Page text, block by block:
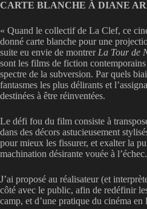
CARTE BLANCHE À DIANE
« Quand le collectif de La Clef, ce
donné carte blanche pour une
suite eu envie de montrer La Tour de
sont les films de fiction
spectre de la subversion. Par quels
fantasmes les plus délirants et
destinées à être réinventées.
Le défi fou du film consiste à
dans des décors astucieusement
pour mieux les fissurer, et exalter la
machination désirante vouée à l’échec.
J’ai proposé au réalisateur (et
côté avec le public, afin de redéfinir
camp, et d’une pratique du cinéma en